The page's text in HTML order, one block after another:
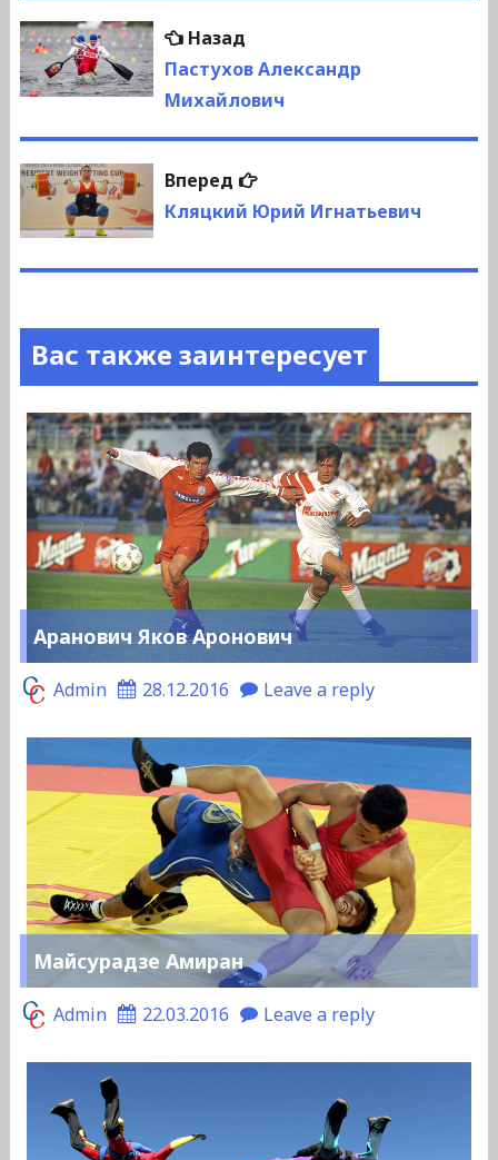
Навигация
по
НазадПредыдущая
запись:
Пастухов Александр
Михайлович
Вперед
Следующая
запись:
Кляцкий Юрий Игнатьевич
Вас также заинтересует
Аранович Яков Аронович
Admin 28.12.2016 Leave a reply
Майсурадзе Амиран
Admin 22.03.2016 Leave a reply